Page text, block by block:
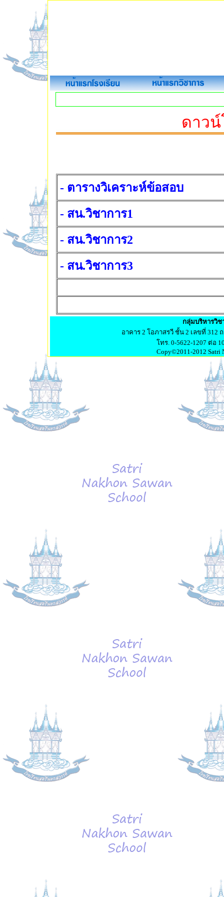
ดาวน์
- ตารางวิเคราะห์ข้อสอบ
- สน.วิชาการ1
- สน.วิชาการ2
- สน.วิชาการ3
กลุ่มบริหารวิช
อาคาร 2 โอภาสรวี ชั้น 2 เลขที่ 312
โทร. 0-5622-1207 ต่อ
Copy©2011-2012 Satri